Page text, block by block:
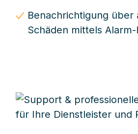
Benachrichtigung über
Schäden mittels